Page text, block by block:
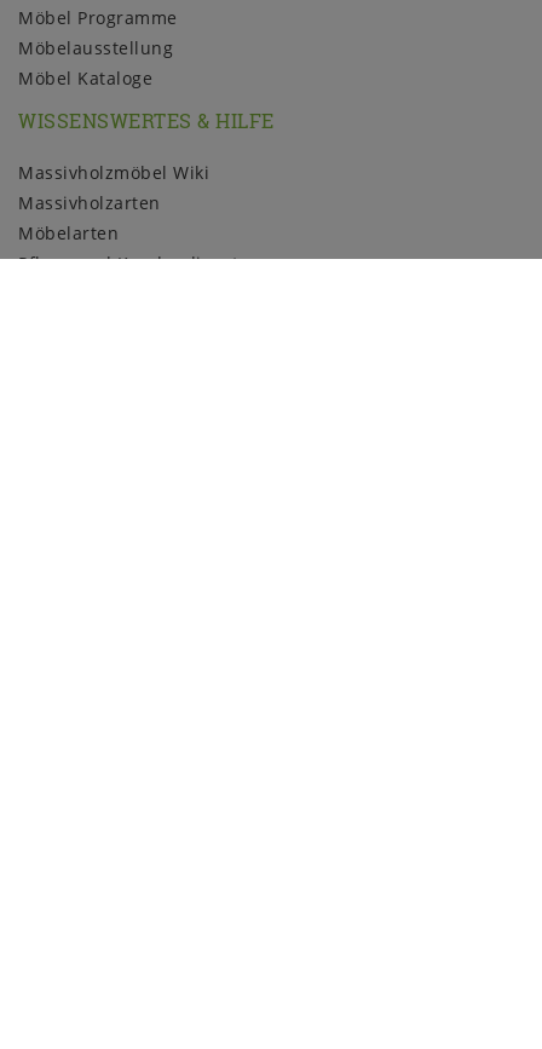
Möbel Programme
Möbelausstellung
Möbel Kataloge
WISSENSWERTES & HILFE
Massivholzmöbel Wiki
Massivholzarten
Möbelarten
Pflege und Kundendienst